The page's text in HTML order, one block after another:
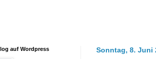
Sonntag, 8. Juni
auf Wordpress